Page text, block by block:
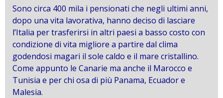
Sono circa 400 mila i pensionati che negli ultimi anni,
dopo una vita lavorativa, hanno deciso di lasciare
l’Italia per trasferirsi in altri paesi a basso costo con
condizione di vita migliore a partire dal clima
godendosi magari il sole caldo e il mare cristallino.
Come appunto le Canarie ma anche il Marocco e
Tunisia e per chi osa di più Panama, Ecuador e
Malesia.